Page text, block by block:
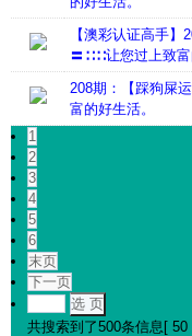
【澳彩认证高手
〓∷∷让您过上致富
208期：【踩狗屎
富的好生活。
1
2
3
4
5
6
末页
下一页
选 页
共搜索到了500条信息[ 50